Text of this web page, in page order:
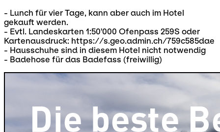
- Lunch für vier Tage, kann aber auch im Hotel
gekauft werden.
- Evtl. Landeskarten 1:50'000 Ofenpass 259S oder
Kartenausdruck: https://s.geo.admin.ch/759c585dae
- Hausschuhe sind in diesem Hotel nicht notwendig
- Badehose für das Badefass (freiwillig)